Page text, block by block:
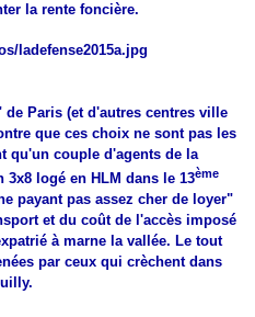
la rente foncière.
Paris (et d'autres centres ville
que ces choix ne sont pas les
qu'un couple d'agents de la
logé en HLM dans le 13ème
payant pas assez cher de loyer"
et du coût de l'accès imposé
à marne la vallée. Le tout
par ceux qui crèchent dans